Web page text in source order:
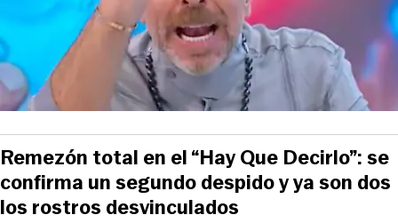
Remezón total en el “Hay Que Decirlo”: se
confirma un segundo despido y ya son dos
los rostros desvinculados